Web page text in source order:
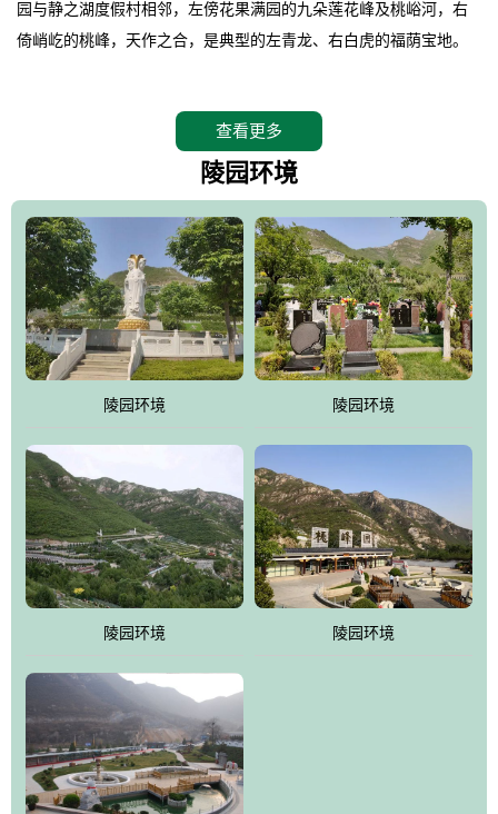
园与静之湖度假村相邻，左傍花果满园的九朵莲花峰及桃峪河，右
倚峭屹的桃峰，天作之合，是典型的左青龙、右白虎的福荫宝地。
师亲临园区指导，他认为“这里紧挨明十三陵，三面环山，坐北朝
南，地形极佳，地理位置得天独厚。”并感叹的说出了桃峰陵园是“人
生后花园，子孙福荫地”。
。
相传观音菩萨曾在九朵莲花峰上打坐品桃，并将桃核植于此谷，至
今这里的桃柿满园，故桃峰因此而得名。
。
桃峰园靠近京城，远离尘嚣，保持着相对原始的生态环境，飞鸟、
野兔、松鼠、山鸡随处可见，是人与自然和谐共处的佳境，是安息
逝者、感悟生命的圣地。
。
江河大地存忠骨，哀歌悲泪悼英灵。墓区依山就势，排列井然。福
寿苑尽展大家风范，名人在这里志铭，艺术在这里升华，军魂苑铭
刻着军人不朽的丰功伟绩，记载着将士辉煌的戎马生涯，尽显人生
个性;吉祥苑一派福禄祥和，长眠者在这里演绎着生命的永恒和再现;
如意苑尽现了逝者的宿愿和亲人们绵绵哀情及无尽孝意...
为抗日和解放战争期间流血牺牲的烈士新建一座革命烈士陵园，无
偿建墓立碑。建成后的烈士陵园将成为昌平区党员及各所学校的爱
国主义教育基地。
查看更多
陵园环境
陵园环境 陵园环境
陵园环境 陵园环境